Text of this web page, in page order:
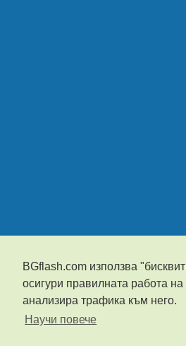
BGflash.com използва
осигури правилната работа на
анализира трафика към него.
Научи повече